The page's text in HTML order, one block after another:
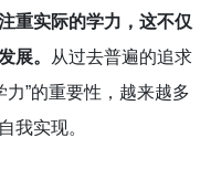
重实际的学力，这不仅
展。
从过去普遍的追求
”的重要性，越来越多
我实现。